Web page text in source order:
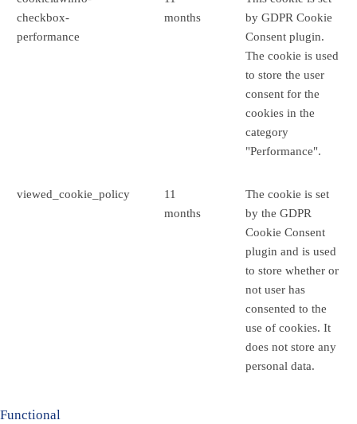
checkbox-
performance
months
by GDPR Cookie
Consent plugin.
The cookie is used
to store the user
consent for the
cookies in the
category
"Performance".
viewed_cookie_policy
11
months
The cookie is set
by the GDPR
Cookie Consent
plugin and is used
to store whether or
not user has
consented to the
use of cookies. It
does not store any
personal data.
Functional